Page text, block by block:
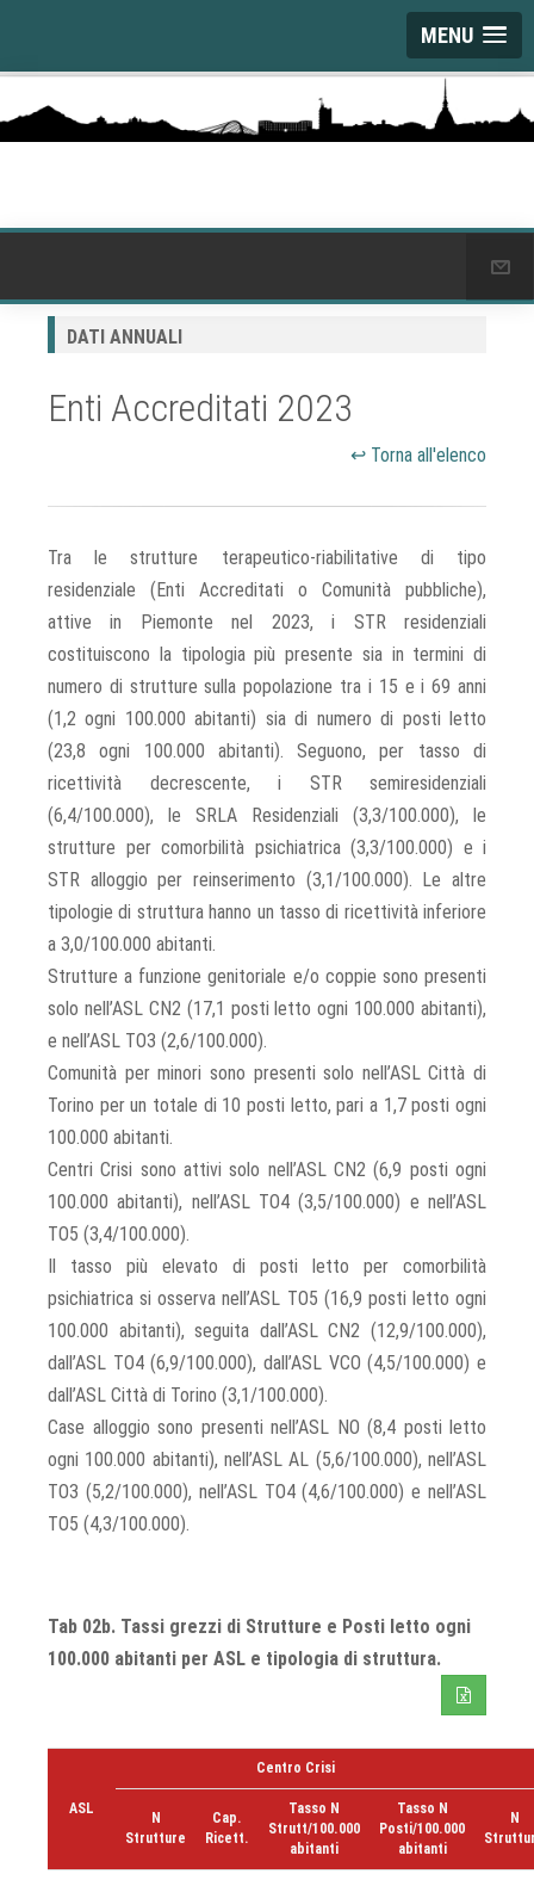
MENU
DATI ANNUALI
Enti Accreditati 2023
↩ Torna all'elenco
Tra le strutture terapeutico-riabilitative di tipo
residenziale (Enti Accreditati o Comunità pubbliche),
attive in Piemonte nel 2023, i STR residenziali
costituiscono la tipologia più presente sia in termini di
numero di strutture sulla popolazione tra i 15 e i 69 anni
(1,2 ogni 100.000 abitanti) sia di numero di posti letto
(23,8 ogni 100.000 abitanti). Seguono, per tasso di
ricettività decrescente, i STR semiresidenziali
(6,4/100.000), le SRLA Residenziali (3,3/100.000), le
strutture per comorbilità psichiatrica (3,3/100.000) e i
STR alloggio per reinserimento (3,1/100.000). Le altre
tipologie di struttura hanno un tasso di ricettività inferiore
a 3,0/100.000 abitanti.
Strutture a funzione genitoriale e/o coppie sono presenti
solo nell’ASL CN2 (17,1 posti letto ogni 100.000 abitanti),
e nell’ASL TO3 (2,6/100.000).
Comunità per minori sono presenti solo nell’ASL Città di
Torino per un totale di 10 posti letto, pari a 1,7 posti ogni
100.000 abitanti.
Centri Crisi sono attivi solo nell’ASL CN2 (6,9 posti ogni
100.000 abitanti), nell’ASL TO4 (3,5/100.000) e nell’ASL
TO5 (3,4/100.000).
Il tasso più elevato di posti letto per comorbilità
psichiatrica si osserva nell’ASL TO5 (16,9 posti letto ogni
100.000 abitanti), seguita dall’ASL CN2 (12,9/100.000),
dall’ASL TO4 (6,9/100.000), dall’ASL VCO (4,5/100.000) e
dall’ASL Città di Torino (3,1/100.000).
Case alloggio sono presenti nell’ASL NO (8,4 posti letto
ogni 100.000 abitanti), nell’ASL AL (5,6/100.000), nell’ASL
TO3 (5,2/100.000), nell’ASL TO4 (4,6/100.000) e nell’ASL
TO5 (4,3/100.000).
Tab 02b. Tassi grezzi di Strutture e Posti letto ogni
100.000 abitanti per ASL e tipologia di struttura.
ASL
Centro Crisi
N
Strutture
Cap.
Ricett.
Tasso N
Strutt/100.000
abitanti
Tasso N
Posti/100.000
abitanti
N